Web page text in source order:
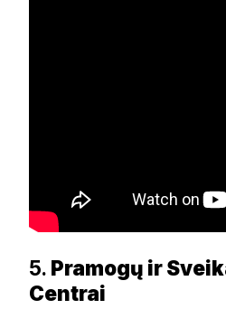
5. Pramogų ir
Centrai